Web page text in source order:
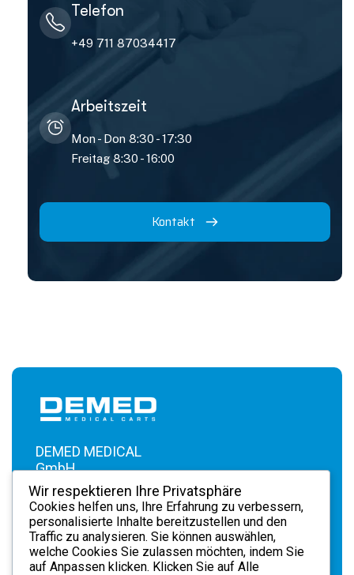
Telefon
+49 711 87034417
Arbeitszeit
Mon - Don 8:30 - 17:30
Freitag 8:30 - 16:00
Kontakt
DEMED MEDICAL
GmbH .
Hortensienweg 1 .
70374 Stuttgart .
info@demedmedical.de
. Tel.+49 711
87034417
Wir respektieren Ihre Privatsphäre
Cookies helfen uns, Ihre Erfahrung zu verbessern,
personalisierte Inhalte bereitzustellen und den
Traffic zu analysieren. Sie können auswählen,
welche Cookies Sie zulassen möchten, indem Sie
auf Anpassen klicken. Klicken Sie auf Alle